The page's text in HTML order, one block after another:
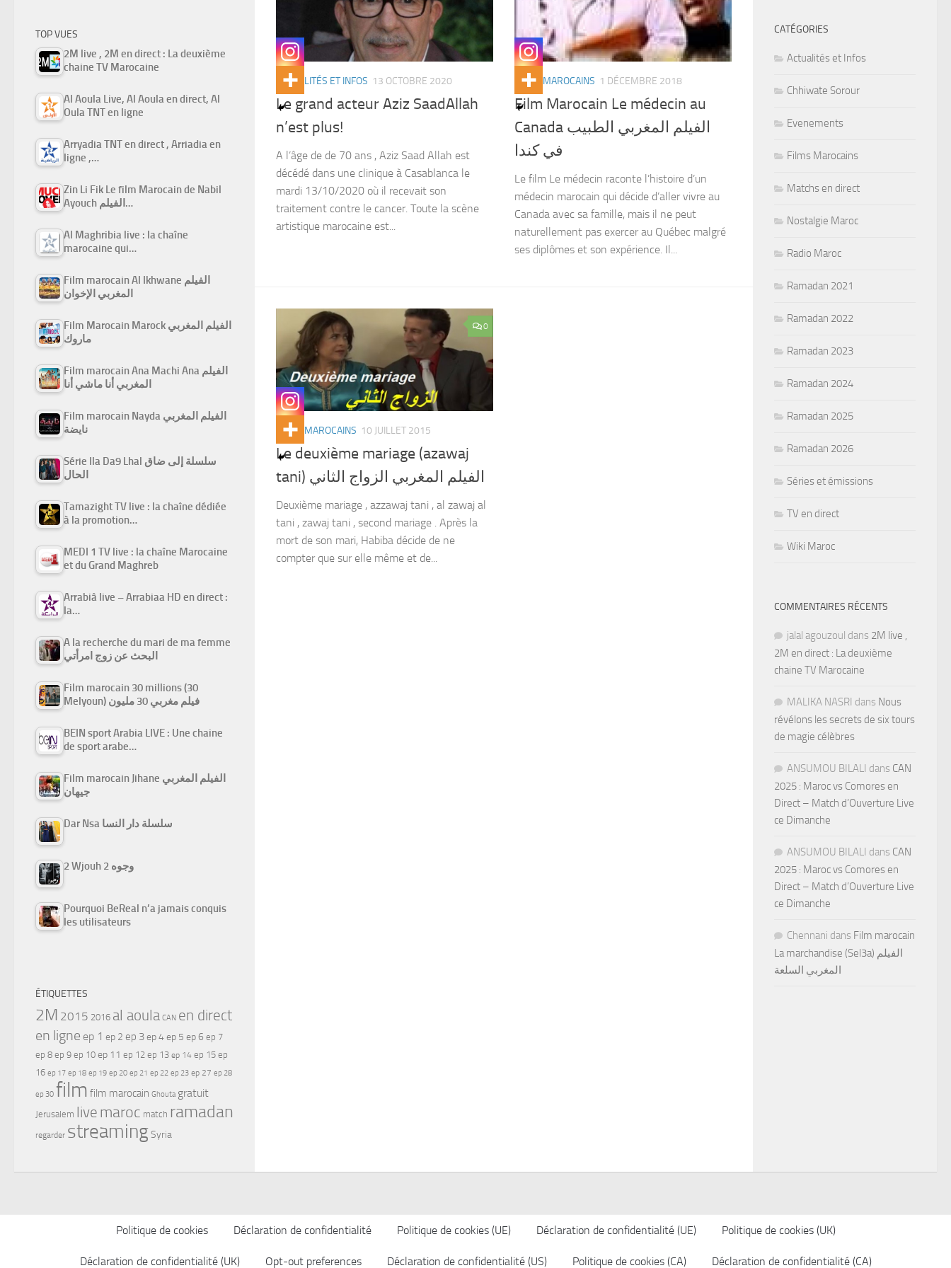
ACTUALITÉS ET INFOS 13 OCTOBRE 2020
Le grand acteur Aziz SaadAllah
n’est plus!
A l’âge de de 70 ans , Aziz Saad Allah est
décédé dans une clinique à Casablanca le
mardi 13/10/2020 où il recevait son
traitement contre le cancer. Toute la scène
artistique marocaine est...
FILMS MAROCAINS 1 DÉCEMBRE 2018
Film Marocain Le médecin au
Canada الفيلم المغربي الطبيب
في كندا
Le film Le médecin raconte l’histoire d’un
médecin marocain qui décide d’aller vivre au
Canada avec sa famille, mais il ne peut
naturellement pas exercer au Québec malgré
ses diplômes et son expérience. Il...
0
FILMS MAROCAINS 10 JUILLET 2015
Le deuxième mariage (azawaj
tani) الفيلم المغربي الزواج الثاني
Deuxième mariage , azzawaj tani , al zawaj al
tani , zawaj tani , second mariage . Après la
mort de son mari, Habiba décide de ne
compter que sur elle même et de...
TOP VUES
2M live , 2M en direct : La deuxième
chaine TV Marocaine
Al Aoula Live, Al Aoula en direct, Al
Oula TNT en ligne
Arryadia TNT en direct , Arriadia en
ligne ,…
Zin Li Fik Le film Marocain de Nabil
Ayouch الفيلم…
Al Maghribia live : la chaîne
marocaine qui…
Film marocain Al Ikhwane الفيلم
المغربي الإخوان
Film Marocain Marock الفيلم المغربي
ماروك
Film marocain Ana Machi Ana الفيلم
المغربي أنا ماشي أنا
Film marocain Nayda الفيلم المغربي
نايضة
Série Ila Da9 Lhal سلسلة إلى ضاق
الحال
Tamazight TV live : la chaîne dédiée
à la promotion…
MEDI 1 TV live : la chaîne Marocaine
et du Grand Maghreb
Arrabiâ live – Arrabiaa HD en direct :
la…
A la recherche du mari de ma femme
البحث عن زوج امرأتي
Film marocain 30 millions (30
Melyoun) فيلم مغربي 30 مليون
BEIN sport Arabia LIVE : Une chaine
de sport arabe…
Film marocain Jihane الفيلم المغربي
جيهان
Dar Nsa سلسلة دار النسا
2 Wjouh 2 وجوه
Pourquoi BeReal n’a jamais conquis
les utilisateurs
ÉTIQUETTES
2M 2015 2016 al aoula CAN en direct
en ligne ep 1 ep 2 ep 3ep 4ep 5 ep 6 ep 7
ep 8 ep 9 ep 10 ep 11 ep 12 ep 13 ep 14 ep 15 ep
16 ep 17 ep 18 ep 19 ep 20 ep 21 ep 22 ep 23 ep 27 ep 28
ep 30 film film marocain Ghouta gratuit
Jerusalem live maroc match ramadan
regarder streamingSyria
CATÉGORIES
Actualités et Infos
Chhiwate Sorour
Evenements
Films Marocains
Matchs en direct
Nostalgie Maroc
Radio Maroc
Ramadan 2021
Ramadan 2022
Ramadan 2023
Ramadan 2024
Ramadan 2025
Ramadan 2026
Séries et émissions
TV en direct
Wiki Maroc
COMMENTAIRES RÉCENTS
jalal agouzoul dans 2M live ,
2M en direct : La deuxième
chaine TV Marocaine
MALIKA NASRI dans Nous
révélons les secrets de six tours
de magie célèbres
ANSUMOU BILALI dans CAN
2025 : Maroc vs Comores en
Direct – Match d’Ouverture Live
ce Dimanche
ANSUMOU BILALI dans CAN
2025 : Maroc vs Comores en
Direct – Match d’Ouverture Live
ce Dimanche
Chennani dans Film marocain
La marchandise (Sel3a) الفيلم
المغربي السلعة
Politique de cookies Déclaration de confidentialité Politique de cookies (UE) Déclaration de confidentialité (UE) Politique de cookies (UK)
Déclaration de confidentialité (UK) Opt-out preferences Déclaration de confidentialité (US) Politique de cookies (CA) Déclaration de confidentialité (CA)